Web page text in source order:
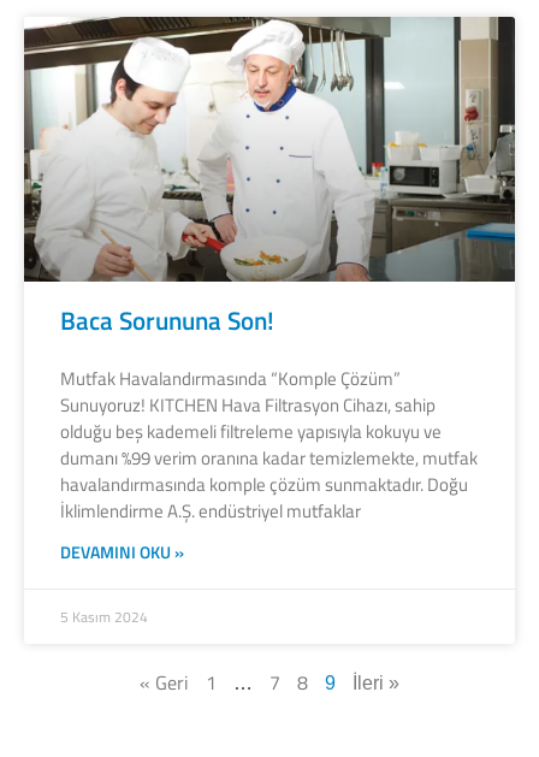
Baca Sorununa Son!
Mutfak Havalandırmasında “Komple Çözüm”
Sunuyoruz! KITCHEN Hava Filtrasyon Cihazı, sahip
olduğu beş kademeli filtreleme yapısıyla kokuyu ve
dumanı %99 verim oranına kadar temizlemekte, mutfak
havalandırmasında komple çözüm sunmaktadır. Doğu
İklimlendirme A.Ş. endüstriyel mutfaklar
DEVAMINI OKU »
5 Kasım 2024
« Geri 1 … 7 8 9 İleri »